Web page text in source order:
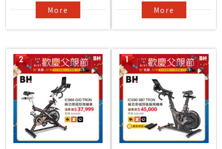
More More